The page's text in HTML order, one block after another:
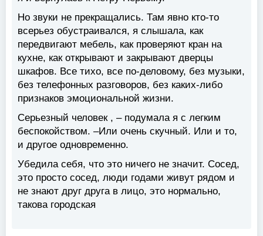
Но звуки не прекращались. Там явно кто-то
всерьез обустраивался, я слышала, как
передвигают мебель, как проверяют кран на
кухне, как открывают и закрывают дверцы
шкафов. Все тихо, все по-деловому, без музыки,
без телефонных разговоров, без каких-либо
признаков эмоциональной жизни.
Серьезный человек , – подумала я с легким
беспокойством. –Или очень скучный. Или и то,
и другое одновременно.
Убедила себя, что это ничего не значит. Сосед,
это просто сосед, люди годами живут рядом и
не знают друг друга в лицо, это нормально,
такова городская